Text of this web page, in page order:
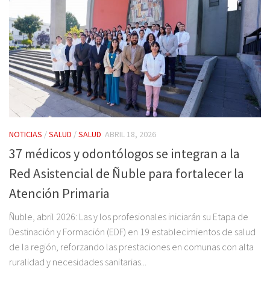
NOTICIAS /SALUD /SALUD ABRIL 18, 2026
37 médicos y odontólogos se integran a la
Red Asistencial de Ñuble para fortalecer la
Atención Primaria
Ñuble, abril 2026: Las y los profesionales iniciarán su Etapa de
Destinación y Formación (EDF) en 19 establecimientos de salud
de la región, reforzando las prestaciones en comunas con alta
ruralidad y necesidades sanitarias...